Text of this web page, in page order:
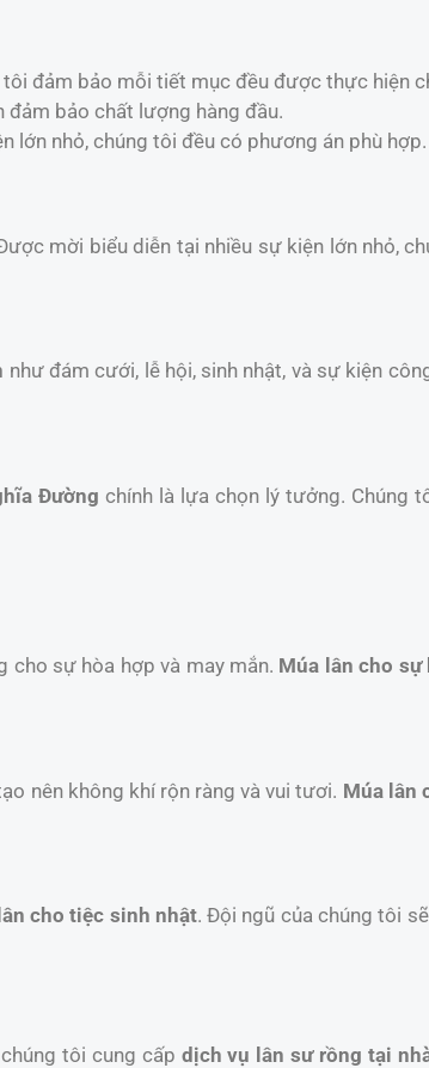
đảm bảo mỗi tiết mục đều được thực hiện
đảm bảo chất lượng hàng đầu.
lớn nhỏ, chúng tôi đều có phương án phù hợp.
mời biểu diễn tại nhiều sự kiện lớn nhỏ,
như đám cưới, lễ hội, sinh nhật, và sự kiện
Đường chính là lựa chọn lý tưởng. Chúng
sự hòa hợp và may mắn. Múa lân cho sự
nên không khí rộn ràng và vui tươi. Múa lân
cho tiệc sinh nhật. Đội ngũ của chúng tôi
tôi cung cấp dịch vụ lân sư rồng tại